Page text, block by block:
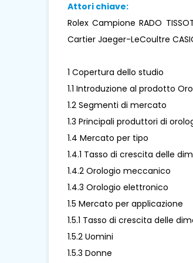
Attori chiave:
Rolex Campione RADO
Cartier Jaeger-LeCoultre
1 Copertura dello studio
1.1 Introduzione al prodotto
1.2 Segmenti di mercato
1.3 Principali produttori di
1.4 Mercato per tipo
1.4.1 Tasso di crescita delle
1.4.2 Orologio meccanico
1.4.3 Orologio elettronico
1.5 Mercato per applicazione
1.5.1 Tasso di crescita delle
1.5.2 Uomini
1.5.3 Donne